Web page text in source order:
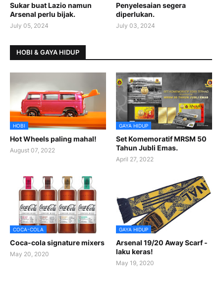
Sukar buat Lazio namun
Arsenal perlu bijak.
July 05, 2024
Penyelesaian segera
diperlukan.
July 03, 2024
HOBI & GAYA HIDUP
HOBI
Hot Wheels paling mahal!
August 07, 2022
GAYA HIDUP
Set Komemoratif MRSM 50
Tahun Jubli Emas.
April 27, 2022
COCA-COLA
Coca-cola signature mixers
May 20, 2020
GAYA HIDUP
Arsenal 19/20 Away Scarf -
laku keras!
May 19, 2020